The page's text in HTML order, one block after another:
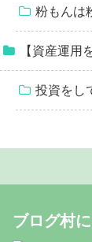
粉もんは
【資産運用
投資をし
ブログ村